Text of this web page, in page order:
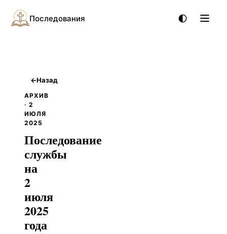
Последования
←Назад
АРХИВ
· 2
ИЮЛЯ
2025
Последование
службы
на
2
июля
2025
года